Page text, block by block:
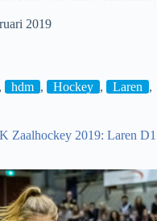
2019
, hdm , Hockey , Laren ,
Zaalhockey 2019: Laren